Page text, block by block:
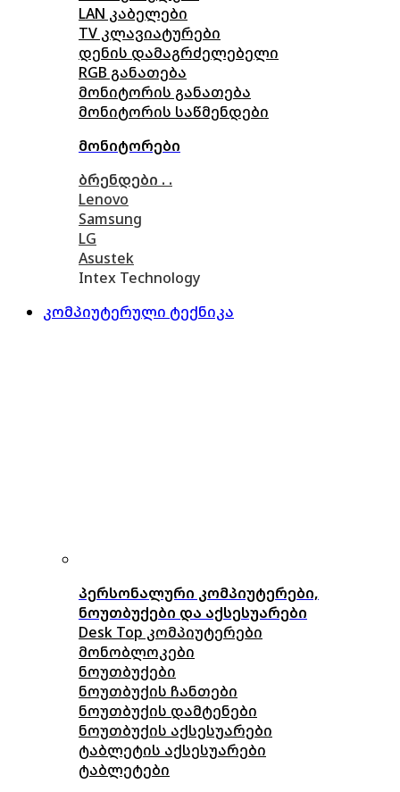
LAN კაბელები
TV კლავიატურები
დენის დამაგრძელებელი
RGB განათება
მონიტორის განათება
მონიტორის საწმენდები
მონიტორები
ბრენდები . .
Lenovo
Samsung
LG
Asustek
Intex Technology
კომპიუტერული ტექნიკა
პერსონალური კომპიუტერები,
ნოუთბუქები და აქსესუარები
Desk Top კომპიუტერები
მონობლოკები
ნოუთბუქები
ნოუთბუქის ჩანთები
ნოუთბუქის დამტენები
ნოუთბუქის აქსესუარები
ტაბლეტის აქსესუარები
ტაბლეტები